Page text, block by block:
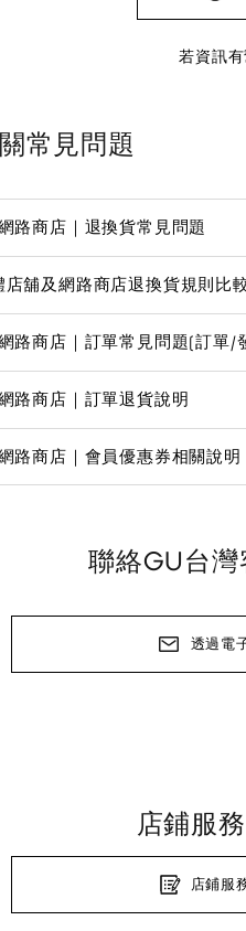
若資訊
常見問題
路商店｜退換貨常見問題
店舖及網路商店退換貨規則比
路商店｜訂單常見問題(訂單/
路商店｜訂單退貨說明
路商店｜會員優惠券相關說明
聯絡GU台
透過電
店鋪服
店鋪服